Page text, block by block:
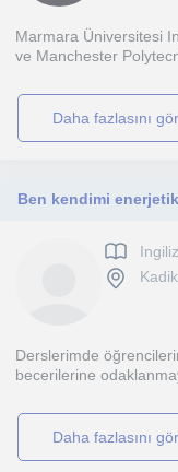
Marmara Üniversitesi
ve Manchester
daha fazlasını gör
Derslerimde
becerilerine
daha fazlasını gör